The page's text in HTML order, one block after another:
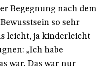
Begegnung nach dem
so sehr
leicht, ja kinderleicht
„Ich habe
war. Das war nur